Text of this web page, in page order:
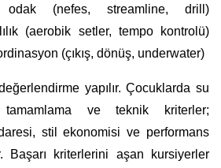
(nefes, streamline, drill)
(aerobik setler, tempo kontrolü)
(çıkış, dönüş, underwater)
yapılır. Çocuklarda su
ve teknik kriterler;
stil ekonomisi ve performans
Başarı kriterlerini aşan kursiyerler